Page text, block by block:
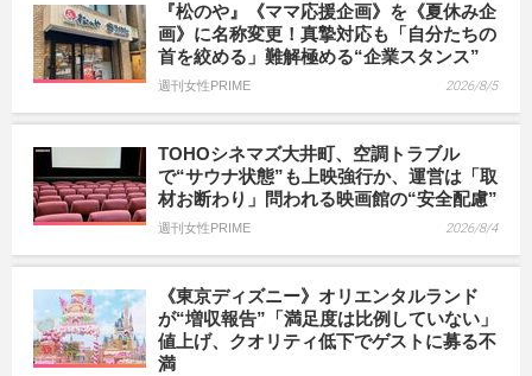
『松のや』《ママ応援企画》を《夏休み企
画》に名称変更！真摯対応も「自分たちの
首を絞める」難解極める“企業スタンス”
週刊女性PRIME 2026/8/5
TOHOシネマズ大井町、空調トラブル
で“サウナ状態”も上映強行か、運営は「取
材お断わり」問われる映画館の“安全配慮”
週刊女性PRIME 2026/8/4
《東京ディズニー》オリエンタルランド
が“増収報告”「満足度は比例していない」
値上げ、クオリティ低下でゲストに募る不
満